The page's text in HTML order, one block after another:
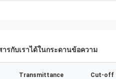
กับเราได้ในกระดานข้อความ
Transmittance Cut-off